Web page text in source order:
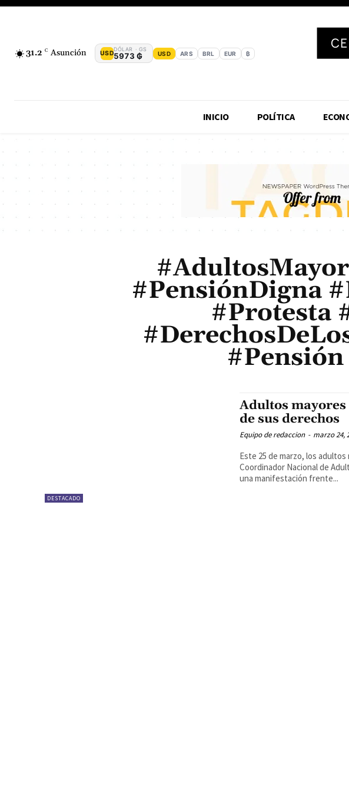
31.2 C Asunción USD
DÓLAR · GS
5973 ₲ USD ARS BRL EUR ₿
INICIO POLÍTICA
#PensiónDigna
#Protesta
DESTACADO
Adultos
de sus derechos
Equipo de redaccion - marzo 24,
Este 25 de marzo, los
Coordinador Nacional de
una manifestación frente...